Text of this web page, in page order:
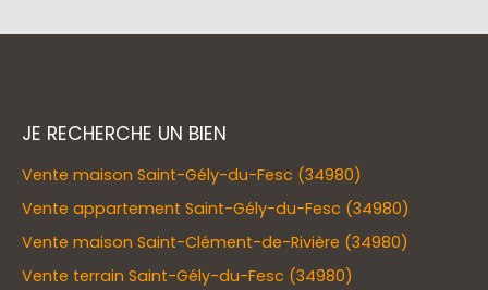
JE RECHERCHE UN BIEN
Vente maison Saint-Gély-du-Fesc (34980)
Vente appartement Saint-Gély-du-Fesc (34980)
Vente maison Saint-Clément-de-Rivière (34980)
Vente terrain Saint-Gély-du-Fesc (34980)